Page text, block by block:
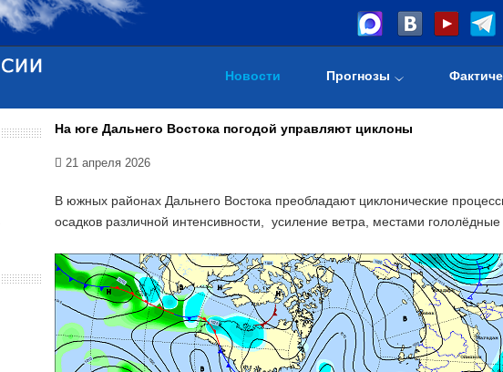
Новости Прогнозы
На юге Дальнего Востока погодой управляют циклоны
21 апреля 2026
В южных районах Дальнего Востока преобладают циклонические
осадков различной интенсивности, усиление ветра, местами гололёдные